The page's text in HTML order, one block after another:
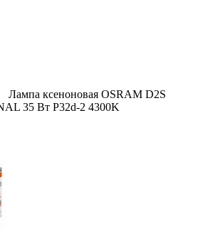
Лампа ксеноновая OSRAM D2S
35 Вт P32d-2 4300K